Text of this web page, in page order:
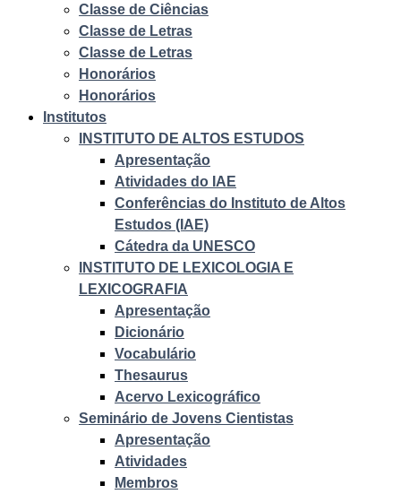
Classe de Ciências
Classe de Letras
Classe de Letras
Honorários
Honorários
Institutos
INSTITUTO DE ALTOS ESTUDOS
Apresentação
Atividades do IAE
Conferências do Instituto de Altos
Estudos (IAE)
Cátedra da UNESCO
INSTITUTO DE LEXICOLOGIA E
LEXICOGRAFIA
Apresentação
Dicionário
Vocabulário
Thesaurus
Acervo Lexicográfico
Seminário de Jovens Cientistas
Apresentação
Atividades
Membros